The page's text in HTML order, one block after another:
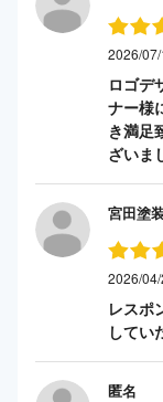
2026/
ロゴデ
ナー様
き満足
ざいま
宮田塗
2026/
レスポ
してい
匿名